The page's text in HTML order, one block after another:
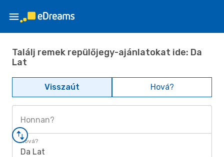
Találj remek repülőjegy-ajánlatokat ide: Da
Lat
Visszaút Hová?
Honnan?
Hová?
Da Lat